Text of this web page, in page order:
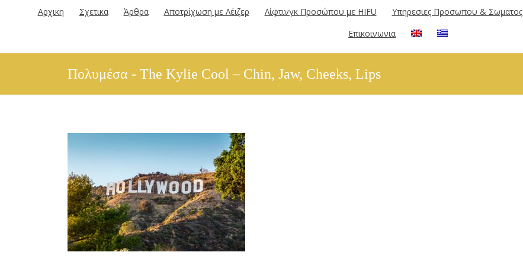
Αρχικη Σχετικα Άρθρα Αποτρίχωση με Λέιζερ Λίφτινγκ Προσώπου με HIFU Υπηρεσιες Προσωπου & Σωματος
Επικοινωνια
Πολυμέσα - The Kylie Cool – Chin, Jaw, Cheeks, Lips